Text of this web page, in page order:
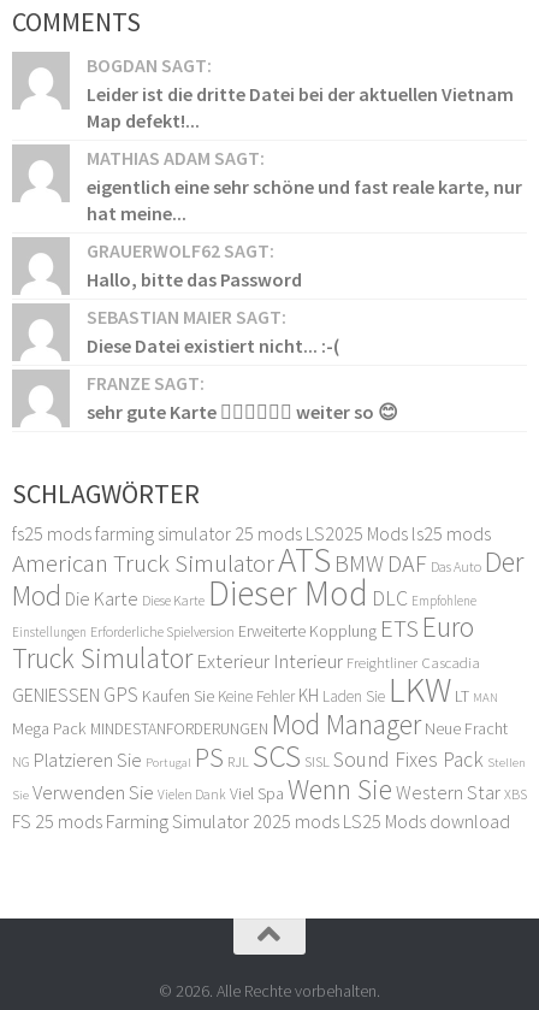
COMMENTS
BOGDAN SAGT:
Leider ist die dritte Datei bei der aktuellen Vietnam
Map defekt!...
MATHIAS ADAM SAGT:
eigentlich eine sehr schöne und fast reale karte, nur
hat meine...
GRAUERWOLF62 SAGT:
Hallo, bitte das Password
SEBASTIAN MAIER SAGT:
Diese Datei existiert nicht... :-(
FRANZE SAGT:
sehr gute Karte 👍🏻👍🏻👍🏻 weiter so 😊
SCHLAGWÖRTER
fs25 modsfarming simulator 25 mods LS2025 Mods ls25 mods
American Truck SimulatorATS BMW DAF Das Auto Der
Mod Die Karte Diese Karte Dieser Mod DLC Empfohlene
Einstellungen Erforderliche Spielversion Erweiterte Kopplung ETS Euro
Truck Simulator Exterieur Interieur Freightliner Cascadia
GENIESSEN GPS Kaufen Sie Keine Fehler KH Laden Sie LKW LT MAN
Mega Pack MINDESTANFORDERUNGEN Mod Manager Neue Fracht
NG Platzieren Sie Portugal PS RJL SCS SISLSound Fixes Pack Stellen
Sie Verwenden Sie Vielen Dank Viel Spa Wenn Sie Western Star XBS
FS 25 mods Farming Simulator 2025 mods LS25 Mods download
© 2026. Alle Rechte vorbehalten.